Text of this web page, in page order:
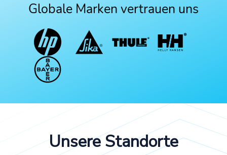
Globale Marken vertrauen uns
Unsere Standorte